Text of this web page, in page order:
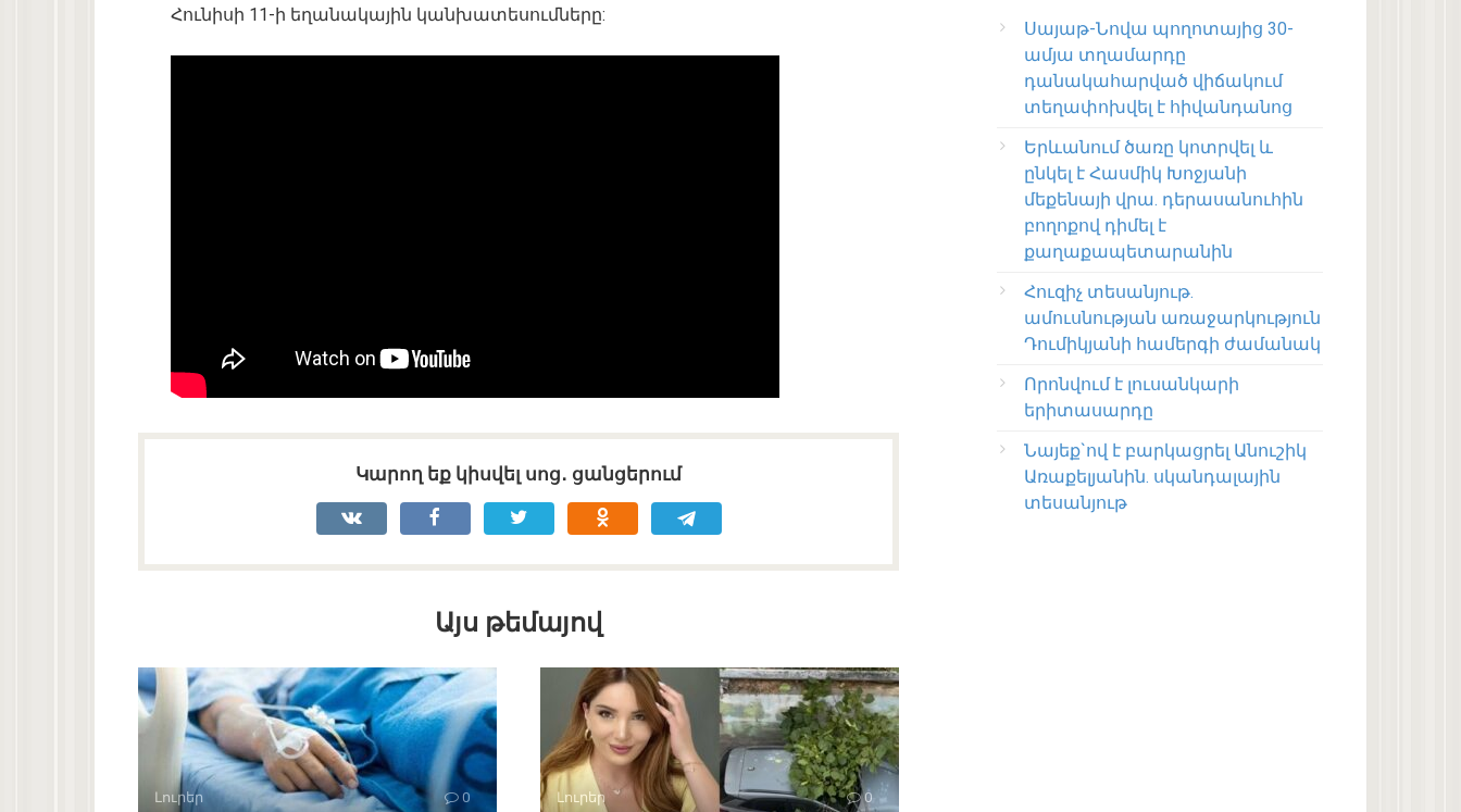
Հունիսի 11-ի եղանակային կանխատեսումները:
Կարող եք կիսվել սոց․ ցանցերում
Այս թեմայով
Լուրեր 0 Լուրեր 0
Սայաթ-Նովա պողոտայից 30-
ամյա տղամարդը
դանակահարված վիճակում
տեղափոխվել է հիվանդանոց
Երևանում ծառը կոտրվել և
ընկել է Հասմիկ Խոջյանի
մեքենայի վրա. դերասանուհին
բողոքով դիմել է
քաղաքապետարանին
Հուզիչ տեսանյութ.
ամուսնության առաջարկություն
Դումիկյանի համերգի ժամանակ
Որոնվում է լուսանկարի
երիտասարդը
Նայեք`ով է բարկացրել Անուշիկ
Առաքելյանին. սկանդալային
տեսանյութ